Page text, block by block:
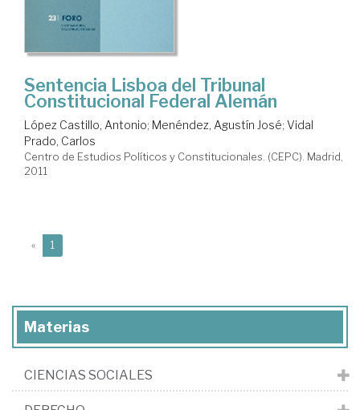
Sentencia Lisboa del Tribunal
Constitucional Federal Alemán
López Castillo, Antonio; Menéndez, Agustín José; Vidal
Prado, Carlos
Centro de Estudios Políticos y Constitucionales. (CEPC). Madrid,
2011
« 1
Materias
CIENCIAS SOCIALES